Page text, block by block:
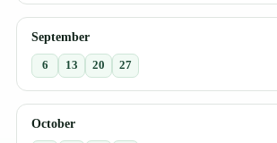
September
6 13 20 27
October